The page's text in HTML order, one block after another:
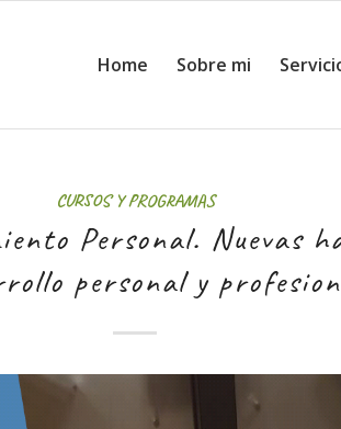
Home Sobre mi
CURSOS Y PROGRAMAS
Personal. Nuevas
personal y